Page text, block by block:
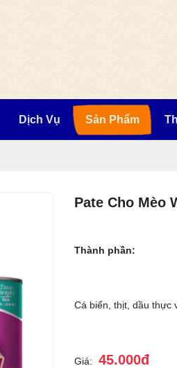
Dịch Vụ Sản Phẩm
Pate Cho Mèo
Thành phần:
Cá biển, thịt, dầu thực
Giá: 45.000đ